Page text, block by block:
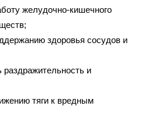
желудочно-кишечного
здоровья сосудов и
раздражительность и
тяги к вредным